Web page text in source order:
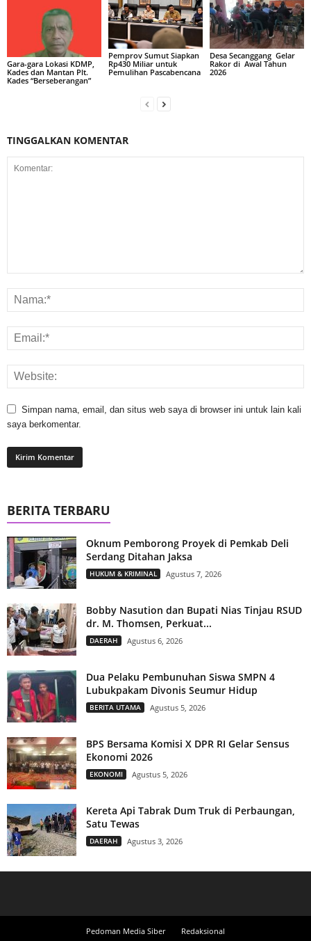
Gara-gara Lokasi KDMP,
Kades dan Mantan Plt.
Kades “Berseberangan”
Pemprov Sumut Siapkan
Rp430 Miliar untuk
Pemulihan Pascabencana
Desa Secanggang Gelar
Rakor di Awal Tahun
2026
TINGGALKAN KOMENTAR
Simpan nama, email, dan situs web saya di browser ini untuk lain kali
saya berkomentar.
BERITA TERBARU
Oknum Pemborong Proyek di Pemkab Deli
Serdang Ditahan Jaksa
HUKUM & KRIMINAL Agustus 7, 2026
Bobby Nasution dan Bupati Nias Tinjau RSUD
dr. M. Thomsen, Perkuat...
DAERAH Agustus 6, 2026
Dua Pelaku Pembunuhan Siswa SMPN 4
Lubukpakam Divonis Seumur Hidup
BERITA UTAMA Agustus 5, 2026
BPS Bersama Komisi X DPR RI Gelar Sensus
Ekonomi 2026
EKONOMI Agustus 5, 2026
Kereta Api Tabrak Dum Truk di Perbaungan,
Satu Tewas
DAERAH Agustus 3, 2026
Pedoman Media Siber Redaksional